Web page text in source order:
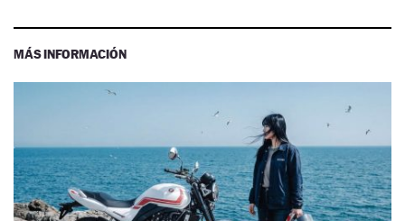
MÁS INFORMACIÓN